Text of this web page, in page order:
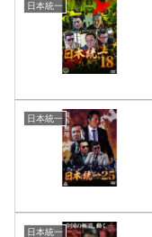
日本統一
日本統一
日本統一